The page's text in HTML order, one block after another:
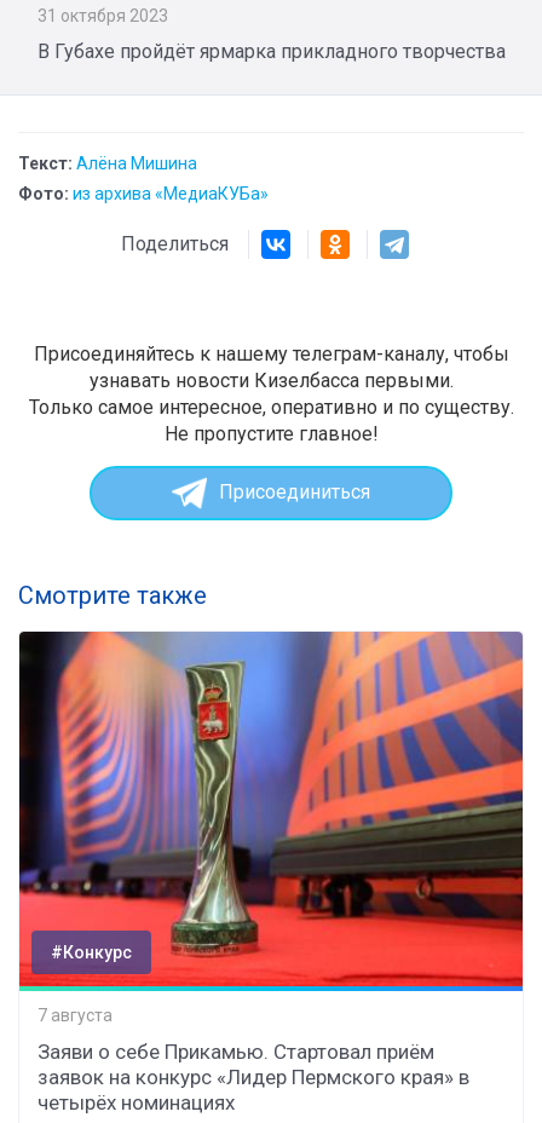
31 октября 2023
В Губахе пройдёт ярмарка прикладного творчества
Текст: Алёна Мишина
Фото: из архива «МедиаКУБа»
Поделиться
Присоединяйтесь к нашему телеграм-каналу, чтобы
узнавать новости Кизелбасса первыми.
Только самое интересное, оперативно и по существу.
Не пропустите главное!
Присоединиться
Смотрите также
#Конкурс
7 августа
Заяви о себе Прикамью. Стартовал приём
заявок на конкурс «Лидер Пермского края» в
четырёх номинациях